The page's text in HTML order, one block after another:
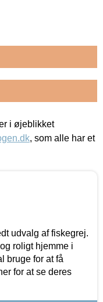
i øjeblikket
, som alle har et
udvalg af fiskegrej.
roligt hjemme i
bruge for at få
for at se deres